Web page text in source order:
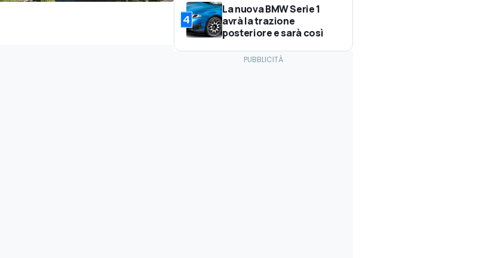
4
La nuova BMW Serie 1
avrà la trazione
posteriore e sarà così